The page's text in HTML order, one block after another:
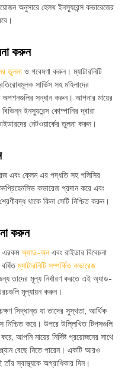
অনুসারে হেলথ ইনস্যুরেন্স কভারেজের
করুন
তুলনা ও গবেষণা করুন। ম্যাটারনিটি
সার্ভিস সহ মহিলাদের
অপশনগুলির সন্ধান করুন। আপনার মায়ের
ইনস্যুরেন্স কোম্পানির দ্বারা
নেটওয়ার্কের তুলনা করুন।
এবং ক্লেম এর পদ্ধতি সহ পলিসির
কভারেজ প্রদান করে এবং
থাকে কিনা সেটি নিশ্চিত করুন।
করুন
এরকমঅ্যাড-অনএবং রাইডার বিবেচনা
ম্যাটারনিটি সম্পর্কিত কভারেজ
তাদের মূল্য নির্ধারণ করতে এই অ্যাড-
মূল্যায়ন করুন।
সিদ্ধান্ত যা তাদের সুস্থতা, আর্থিক
নিশ্চিত করে। উপরে উল্লিখিত টিপসগুলি
আপনি মায়ের নির্দিষ্ট প্রয়োজনের সাথে
বেছে নিতে পারেন। একটি আরও
স্বাস্থ্যকে অগ্রাধিকার দিন।